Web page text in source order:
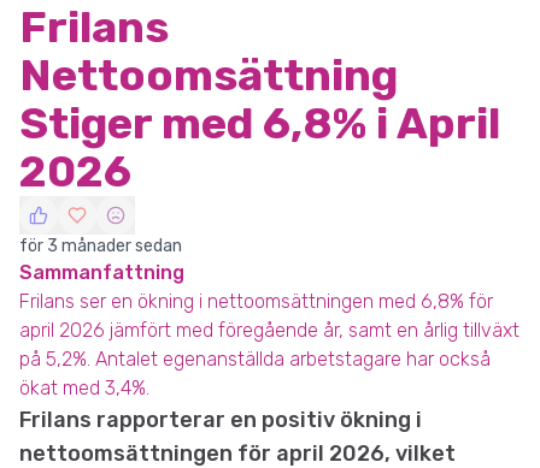
Frilans
Nettoomsättning
Stiger med 6,8% i April
2026
för 3 månader sedan
Sammanfattning
Frilans ser en ökning i nettoomsättningen med 6,8% för
april 2026 jämfört med föregående år, samt en årlig tillväxt
på 5,2%. Antalet egenanställda arbetstagare har också
ökat med 3,4%.
Frilans rapporterar en positiv ökning i
nettoomsättningen för april 2026, vilket